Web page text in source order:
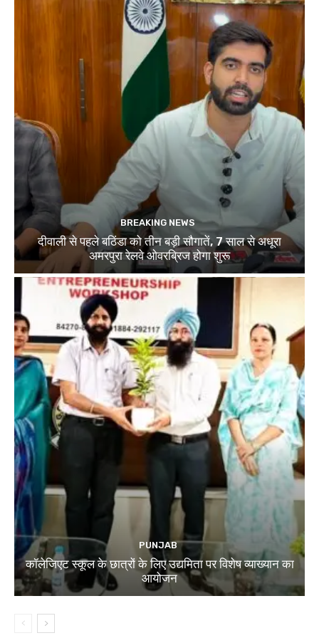
BREAKING NEWS
दीवाली से पहले बठिंडा को तीन बड़ी सौगातें, 7 साल से अधूरा
अमरपुरा रेलवे ओवरब्रिज होगा शुरू
PUNJAB
कॉलेजिएट स्कूल के छात्रों के लिए उद्यमिता पर विशेष व्याख्यान का
आयोजन